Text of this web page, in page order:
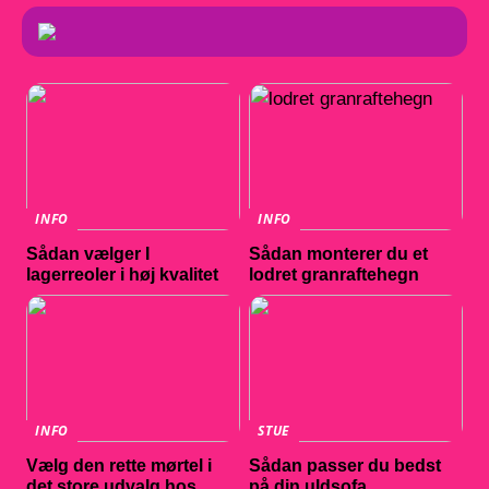
INFO
Sådan vælger I
lagerreoler i høj kvalitet
INFO
Sådan monterer du et
lodret granraftehegn
INFO
Vælg den rette mørtel i
STUE
Sådan passer du bedst